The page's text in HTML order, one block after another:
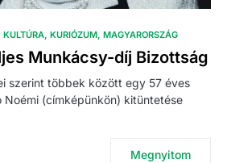
KULTÚRA KURIÓZUM MAGYARORSZÁG
Munkácsy-díj Bizottság
szerint többek között egy 57 éves
Noémi (címképünkön) kitüntetése
Megnyitom